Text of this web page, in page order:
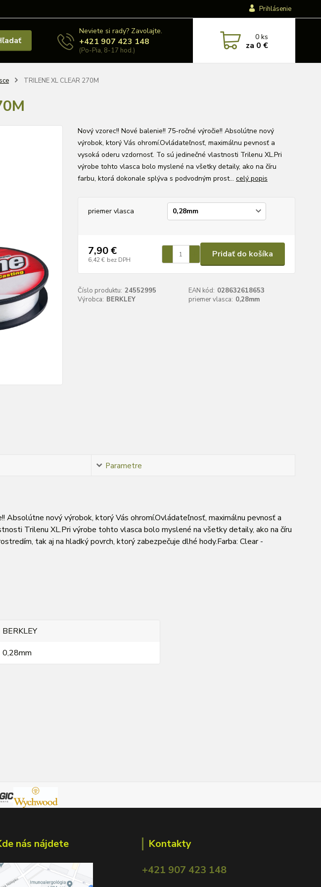
Prihlásenie
Neviete si rady? Zavolajte.
+421 907 423 148
(Po-Pia, 8-17 hod.)
0ks
za 0 €
TRILENE XL CLEAR 270M
Nový vzorec!! Nové balenie!! 75-ročné výročie!! Absolútne nový
výrobok, ktorý Vás ohromí.Ovládateľnosť, maximálnu pevnosť a
vysoká oderu vzdornosť. To sú jedinečné vlastnosti Trilenu XL.Pri
výrobe tohto vlasca bolo myslené na všetky detaily, ako na číru
farbu, ktorá dokonale splýva s podvodným prost... celý popis
priemer vlasca
7,90 €
6,42 € bez DPH
Pridať do košíka
Číslo produktu: 24552995 EAN kód: 028632618653
Výrobca: BERKLEY priemer vlasca: 0,28mm
Parametre
Absolútne nový výrobok, ktorý Vás ohromí.Ovládateľnosť, maximálnu pevnosť a
Trilenu XL.Pri výrobe tohto vlasca bolo myslené na všetky detaily, ako na číru
tak aj na hladký povrch, ktorý zabezpečuje dlhé hody.Farba: Clear -
BERKLEY
0,28mm
nás nájdete
Kontakty
+421 907 423 148